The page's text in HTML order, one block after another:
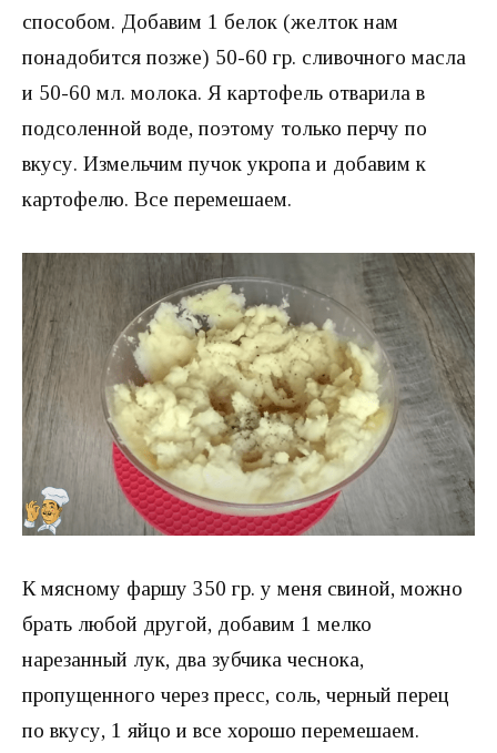
способом. Добавим 1 белок (желток нам
понадобится позже) 50-60 гр. сливочного масла
и 50-60 мл. молока. Я картофель отварила в
подсоленной воде, поэтому только перчу по
вкусу. Измельчим пучок укропа и добавим к
картофелю. Все перемешаем.
К мясному фаршу 350 гр. у меня свиной, можно
брать любой другой, добавим 1 мелко
нарезанный лук, два зубчика чеснока,
пропущенного через пресс, соль, черный перец
по вкусу, 1 яйцо и все хорошо перемешаем.